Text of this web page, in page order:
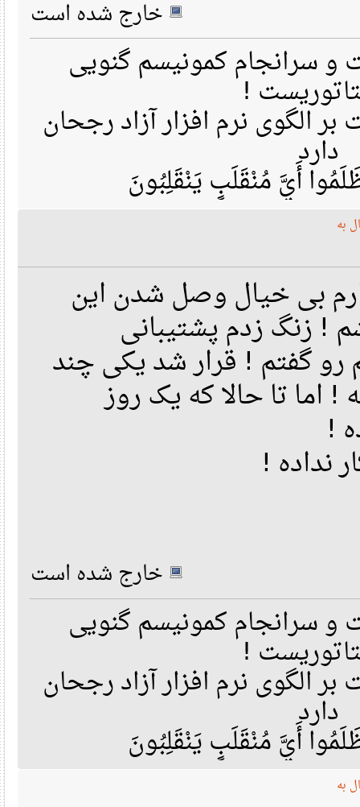
خارج شده است
کمونیسم گنویی
!
الگوی نرم افزار آزاد رجحان
دارد
أَيَّ مُنْقَلَبٍ يَنْقَلِبُونَ
بی خیال وصل شدن این
زنگ زدم پشتیبانی
گفتم ! قرار شد یکی چند
تا حالا که یک روز
!
!
خارج شده است
کمونیسم گنویی
!
الگوی نرم افزار آزاد رجحان
دارد
أَيَّ مُنْقَلَبٍ يَنْقَلِبُونَ